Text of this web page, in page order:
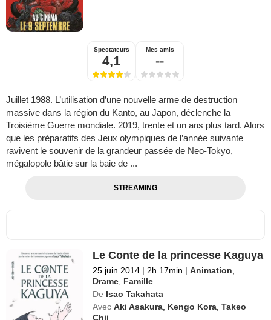
Spectateurs
4,1
Mes amis
--
Juillet 1988. L’utilisation d’une nouvelle arme de destruction
massive dans la région du Kantō, au Japon, déclenche la
Troisième Guerre mondiale. 2019, trente et un ans plus tard. Alors
que les préparatifs des Jeux olympiques de l’année suivante
ravivent le souvenir de la grandeur passée de Neo-Tokyo,
mégalopole bâtie sur la baie de ...
STREAMING
Le Conte de la princesse Kaguya
25 juin 2014 | 2h 17min | Animation
Drame Famille
De Isao Takahata
Avec Aki Asakura Kengo Kora ,Takeo
Chii